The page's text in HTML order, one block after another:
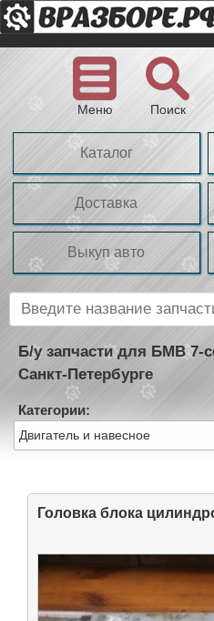
Меню Поиск
Каталог
Доставка
Выкуп авто
Б/у запчасти для БМВ 7-
Санкт-Петербурге
Категории:
Двигатель и навесное
Головка блока